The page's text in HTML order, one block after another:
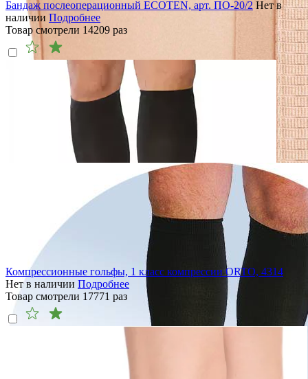
Бандаж послеоперационный ECOTEN, арт. ПО-20/2 Нет в
наличии Подробнее
Товар смотрели 14209 раз
Компрессионные гольфы, 1 класс компрессии ORTO, 4314
Нет в наличии Подробнее
Товар смотрели 17771 раз